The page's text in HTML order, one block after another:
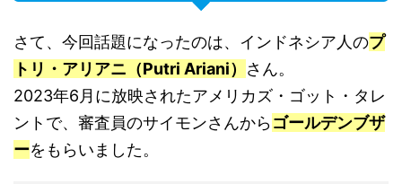
さて、今回話題になったのは、インドネシア人のプ
トリ・アリアニ（Putri Ariani） さん。
2023年6月に放映されたアメリカズ・ゴット・タレ
ントで、審査員のサイモンさんからゴールデンブザ
ーをもらいました。